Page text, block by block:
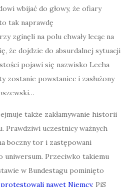
wbijać do głowy, że ofiary
tak naprawdę
zginęli na polu chwały lecąc na
że dojdzie do absurdalnej sytuacji
pojawi się nazwisko Lecha
zostanie powstaniec i zasłużony
także zakłamywanie historii
Prawdziwi uczestnicy ważnych
boczny tor i zastępowani
uniwersum. Przeciwko takiemu
w Bundestagu pominięto
protestowali nawet Niemcy. PiS